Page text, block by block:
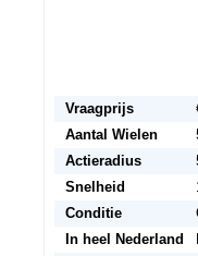
Vraagprijs
Aantal Wielen
Actieradius
Snelheid
Conditie
In heel Nederland